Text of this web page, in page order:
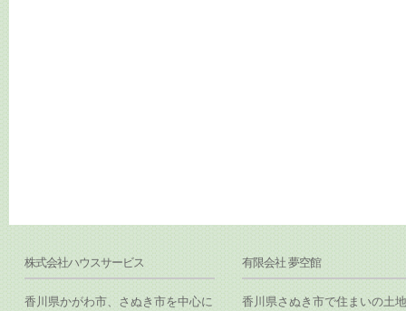
株式会社ハウスサービス
香川県かがわ市、さぬき市を中心に
有限会社 夢空館
香川県さぬき市で住まいの土